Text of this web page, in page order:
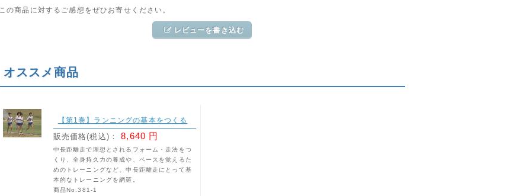
この商品に対するご感想をぜひお寄せください。
レビューを書き込む
オススメ商品
【第1巻】ランニングの基本をつくる
販売価格(税込)： 8,640 円
中長距離走で理想とされるフォーム・走法をつ
くり、全身持久力の養成や、ペースを覚えるた
めのトレーニングなど、中長距離走にとって基
本的なトレーニングを網羅。
商品No.381-1